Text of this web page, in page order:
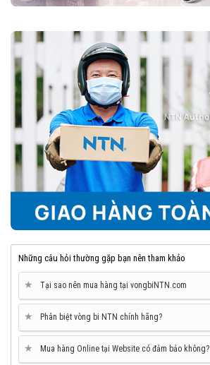
Những câu hỏi thường gặp bạn nên tham khảo
★ Tại sao nên mua hàng tại vongbiNTN.com
★ Phân biệt vòng bi NTN chính hãng?
★ Mua hàng Online tại Website có đảm bảo không?